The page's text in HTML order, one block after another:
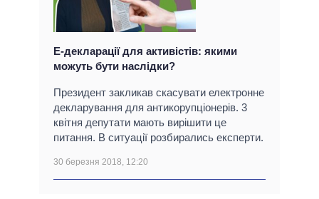
Е-декларації для активістів: якими
можуть бути наслідки?
Президент закликав скасувати електронне
декларування для антикорупціонерів. 3
квітня депутати мають вирішити це
питання. В ситуації розбирались експерти.
30 березня 2018, 12:20